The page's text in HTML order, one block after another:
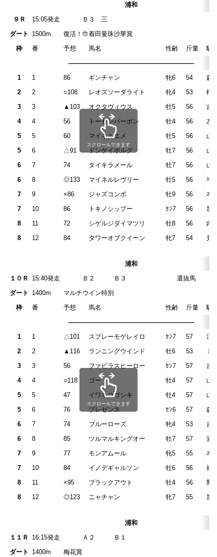
浦和
９Ｒ
15:05発走
Ｂ３
ダート
1500m
復活！巾着田曼珠沙華賞
枠
番 予想 馬名 性齢 斤量
騎
————————————————————
1
1 86 ギンチャン 牝6 54
森
2
2 ○108 レオズソーダライト 牝4 53
桜
3
3 ▲103 オクタヴィウス 牡5 56
吉
4
4 56 トーセンバーボン 牡4 56
左
5
5 60 マイネルエメ 牡5 56
山
5
6 △91 ドンゲイボルグ 牡7 56
山
6
7 74 タイキラメール 牡7 56
山
6
8 ◎133 マイネルレヴリー 牡5 56
半
7
9 ×86 ジャズコンボ 牡9 56
本
7
10 86 トキノシップー ｾﾝ7 56
加
8
11 72 シゲルジダイマツリ 牡8 56
内
8
12 84 タワーオブクイーン 牝7 54 見
スクロールできます
浦和
１０Ｒ
15:40発走
Ｂ２ Ｂ３ 選
ダート
1400m
マルチウイン特別
枠
番 予想 馬名 性齢 斤量
騎
————————————————————
1
1 △101 スプレーモゲレイロ ｾﾝ7 57
江
2
2 ▲116 ランニングウインド 牡6 53
ミ
3
3 56 ファビラスヒーロー ｾﾝ7 57
吉
4
4 ○118 ゴー 牡4 57
山
5
5 47 イワネコゴシキ 牡4 57
山
5
6 76 プレゼンス ｾﾝ6 57
森
6
7 74 ブルーローズ 牝4 53
吉
6
8 85 ツルマルキングオー 牡7 57
酒
7
9 77 モンアムール 牝5 55
本
7
10 84 イノデギャルソン 牡6 56
福
8
11 ×95 ブラックアウト 牡4 56
野
8
12 ◎123 ニャチャン 牝7 55 加
スクロールできます
浦和
１１Ｒ
16:15発走
Ａ２ Ｂ
ダート
1400m 梅花賞